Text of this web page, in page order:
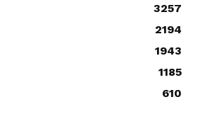
3257
2194
1943
1185
610